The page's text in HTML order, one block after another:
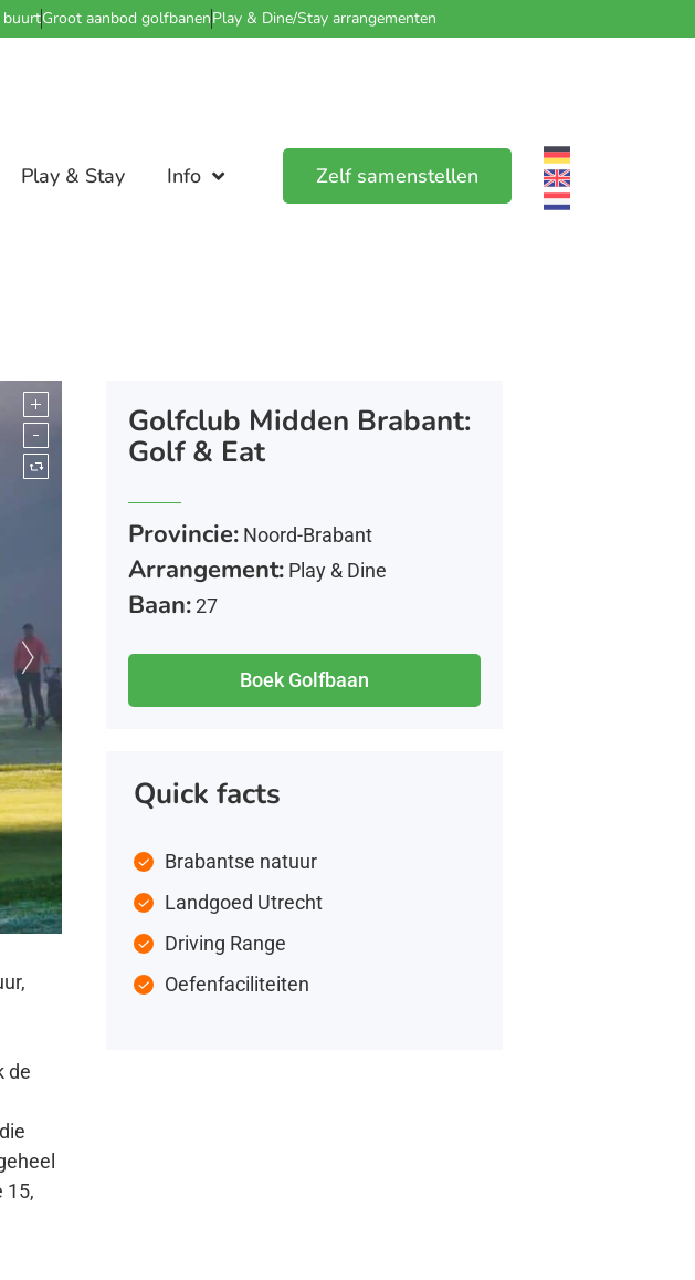
buurtGroot aanbod golfbanenPlay & Dine/Stay arrangementen
Play & Stay Info Zelf samenstellen
de
15,
Golfclub Midden Brabant:
Golf & Eat
Provincie: Noord-Brabant
Arrangement: Play & Dine
Baan: 27
Boek Golfbaan
Quick facts
Brabantse natuur
Landgoed Utrecht
Driving Range
Oefenfaciliteiten